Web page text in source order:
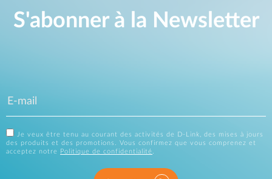
S'abonner à la Newsletter
Je veux être tenu au courant des activités de D-Link, des mises à jours
des produits et des promotions. Vous confirmez que vous comprenez et
acceptez notre
Politique de confidentialité.